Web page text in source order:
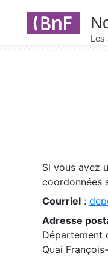
Si vous avez
coordonnées
Courriel :
Adresse
Département
Quai